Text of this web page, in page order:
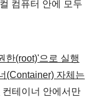
컴퓨터 안에 모두
한(root)'으로 실행
(Container) 자체는
컨테이너 안에서만